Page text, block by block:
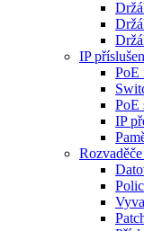
IP
PoE
PoE
IP